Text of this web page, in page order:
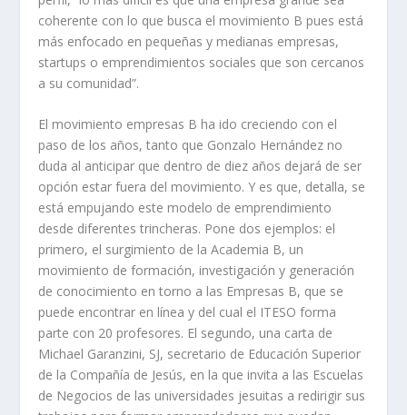
coherente con lo que busca el movimiento B pues está
más enfocado en pequeñas y medianas empresas,
startups o emprendimientos sociales que son cercanos
a su comunidad”.
El movimiento empresas B ha ido creciendo con el
paso de los años, tanto que Gonzalo Hernández no
duda al anticipar que dentro de diez años dejará de ser
opción estar fuera del movimiento. Y es que, detalla, se
está empujando este modelo de emprendimiento
desde diferentes trincheras. Pone dos ejemplos: el
primero, el surgimiento de la Academia B, un
movimiento de formación, investigación y generación
de conocimiento en torno a las Empresas B, que se
puede encontrar en línea y del cual el ITESO forma
parte con 20 profesores. El segundo, una carta de
Michael Garanzini, SJ, secretario de Educación Superior
de la Compañía de Jesús, en la que invita a las Escuelas
de Negocios de las universidades jesuitas a redirigir sus